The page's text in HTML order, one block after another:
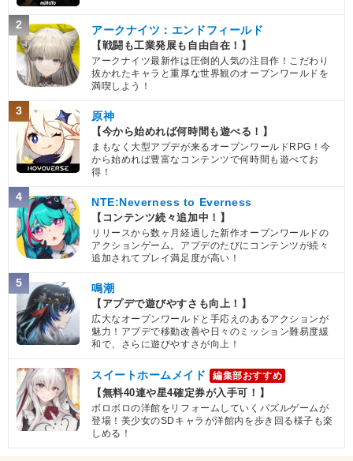
2 アークナイツ：エンドフィールド
【戦闘も工業発展も自由自在！】
アークナイツ最新作は圧倒的人気の注目作！こだわり
抜かれたキャラと重厚な世界観のオープンワールドを
満喫しよう！
3 原神
【今から始めれば何時間も遊べる！】
まもなく大型アプデが来るオープンワールドRPG！今
から始めれば豊富なコンテンツで何時間も遊べてお
得！
4 NTE:Neverness to Everness
【コンテンツ続々追加中！】
リリースから数ヶ月経過した新作オープンワールドの
アクションゲーム。アプデのたびにコンテンツが続々
追加されてプレイ満足度が高い！
5 鳴潮
【アプデで遊びやすさも向上！】
広大なオープンワールドと手応えのあるアクションが
魅力！アプデで移動改善や日々のミッション難易度緩
和で、さらに遊びやすさが向上！
スイートホームメイド 編集部おすすめ
【無料40連や星4確定券が入手可！】
ボロボロの洋館をリフォームしていくパズルゲームが
登場！美少女のSDキャラが洋館内を歩き回る様子も楽
しめる！